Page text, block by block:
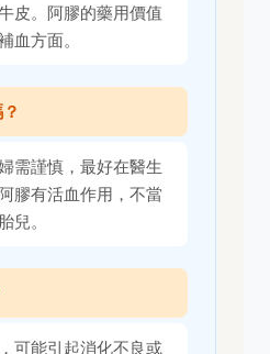
皮。阿膠的藥用價值
血方面。
需謹慎，最好在醫生
膠有活血作用，不當
兒。
可能引起消化不良或